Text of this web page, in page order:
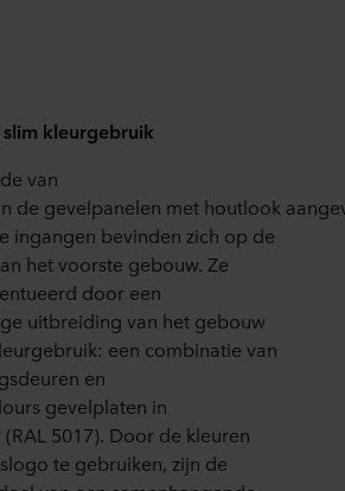
kleurgebruik
van
de gevelpanelen met houtlook
ingangen bevinden zich op de
het voorste gebouw. Ze
door een
uitbreiding van het gebouw
een combinatie van
en
gevelplaten in
5017). Door de kleuren
te gebruiken, zijn de